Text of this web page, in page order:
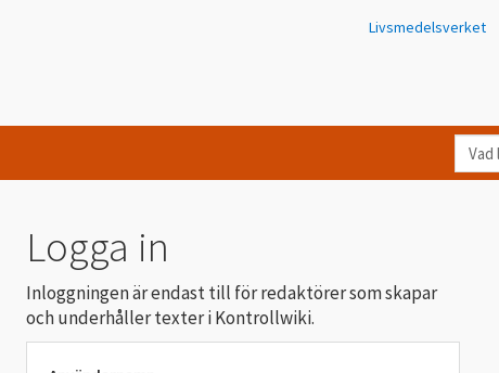
Livsmedelsverket
Vad
letar
Logga in
Inloggningen är endast till för redaktörer som skapar
och underhåller texter i Kontrollwiki.